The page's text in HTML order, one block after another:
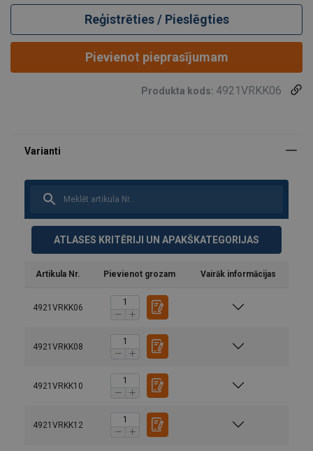
Reģistrēties / Pieslēgties
Pievienot pieprasījumam
Produkta kods: 4921VRKK06
ATLASES KRITĒRIJI UN APAKŠKATEGORIJAS
Artikula Nr. Pievienot grozam Vairāk informācijas
4921VRKK06
4921VRKK08
4921VRKK10
4921VRKK12
Pārklājums: